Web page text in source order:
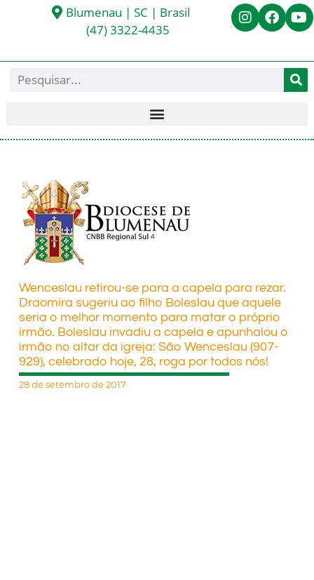
Blumenau | SC | Brasil
(47) 3322-4435
Wenceslau retirou-se para a capela para rezar.
Draomira sugeriu ao filho Boleslau que aquele
seria o melhor momento para matar o próprio
irmão. Boleslau invadiu a capela e apunhalou o
irmão no altar da igreja: São Wenceslau (907-
929), celebrado hoje, 28, roga por todos nós!
28 de setembro de 2017